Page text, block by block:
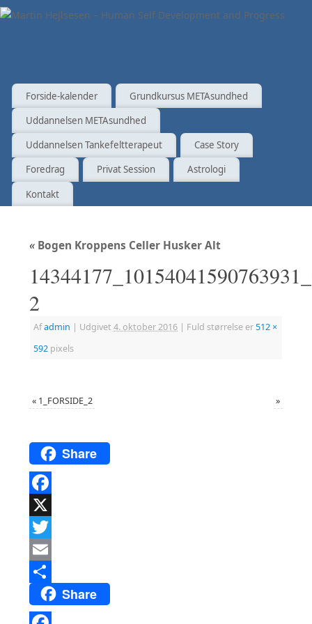
Forside-kalender
Grundkursus METAsundhed
Uddannelsen METAsundhed
Uddannelsen Tankefeltterapeut
Case Story
Foredrag
Privat Session
Astrologi
Kontakt
« Bogen Kroppens Celler Husker Alt
2
Afadmin | Udgivet 4. oktober 2016 | Fuld størrelse er512 ×
592 pixels
« 1_FORSIDE_2 »
Share
Facebook
X
Twitter
Email
Del
Share